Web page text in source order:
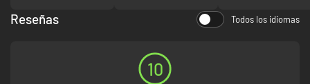
Reseñas Todos los idiomas
10